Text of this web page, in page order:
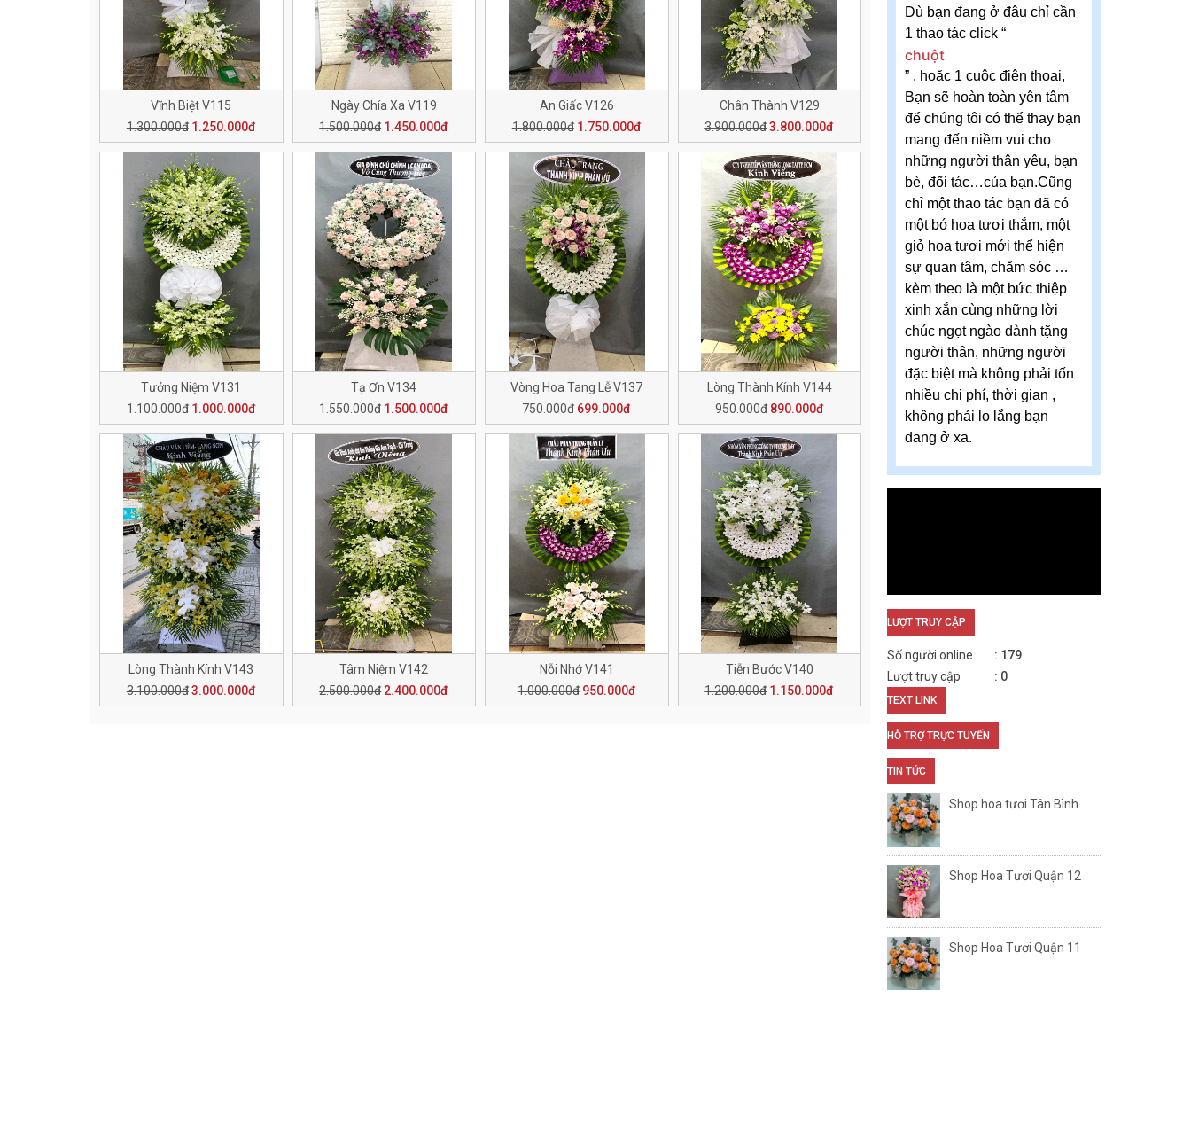
Vĩnh Biệt V115
1.300.000đ 1.250.000đ
Ngày Chía Xa V119
1.500.000đ 1.450.000đ
An Giấc V126
1.800.000đ 1.750.000đ
Chân Thành V129
3.900.000đ3.800.000đ
Tưởng Niệm V131
1.100.000đ 1.000.000đ
Tạ Ơn V134
1.550.000đ 1.500.000đ
Vòng Hoa Tang Lễ V137
750.000đ 699.000đ
Lòng Thành Kính V144
950.000đ 890.000đ
Lòng Thành Kính V143
3.100.000đ 3.000.000đ
Tâm Niệm V142
2.500.000đ 2.400.000đ
Nỗi Nhớ V141
1.000.000đ 950.000đ
Tiễn Bước V140
1.200.000đ 1.150.000đ
Dù bạn đang ở đâu chỉ cần
1 thao tác click “
chuột
” , hoặc 1 cuộc điện thoại,
Bạn sẽ hoàn toàn yên tâm
để chúng tôi có thể thay bạn
mang đến niềm vui cho
những người thân yêu, bạn
bè, đối tác…của bạn.Cũng
chỉ một thao tác bạn đã có
một bó hoa tươi thắm, một
giỏ hoa tươi mới thể hiện
sự quan tâm, chăm sóc …
kèm theo là một bức thiệp
xinh xắn cùng những lời
chúc ngọt ngào dành tặng
người thân, những người
đặc biệt mà không phải tốn
nhiều chi phí, thời gian ,
không phải lo lắng bạn
đang ở xa.
LƯỢT TRUY CẬP
Số người online
179
Lượt truy cập
0
TEXT LINK
HỖ TRỢ TRỰC TUYẾN
TIN TỨC
Shop hoa tươi Tân Bình
Shop Hoa Tươi Quận 12
Shop Hoa Tươi Quận 11